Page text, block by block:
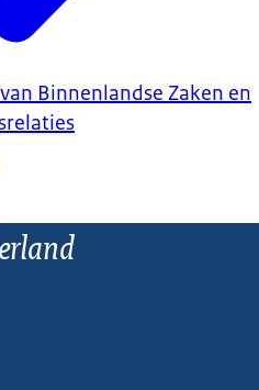
Binnenlandse Zaken en